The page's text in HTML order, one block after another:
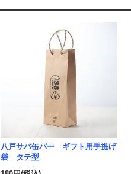
八戸サバ缶バー ギフト用手提げ
袋 タテ型